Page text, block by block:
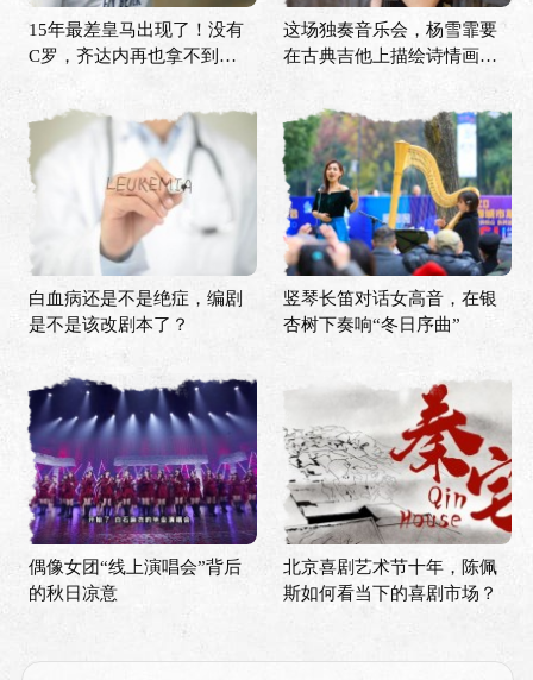
15年最差皇马出现了！没有
C罗，齐达内再也拿不到欧
这场独奏音乐会，杨雪霏要
在古典吉他上描绘诗情画意
白血病还是不是绝症，编剧
是不是该改剧本了？
竖琴长笛对话女高音，在银
杏树下奏响“冬日序曲”
偶像女团“线上演唱会”背后
的秋日凉意
北京喜剧艺术节十年，陈佩
斯如何看当下的喜剧市场？